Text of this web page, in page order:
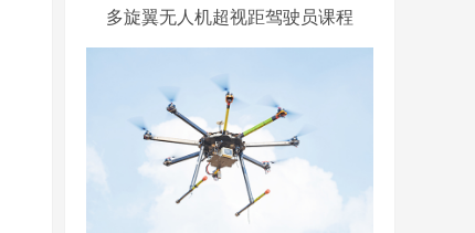
多旋翼无人机超视距驾驶员课程